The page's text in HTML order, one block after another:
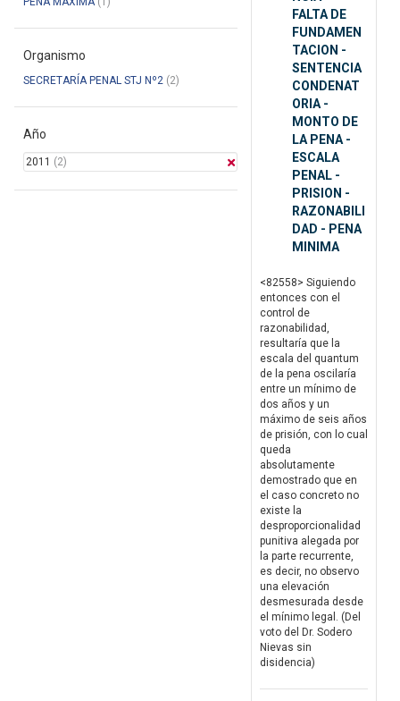
Organismo
SECRETARÍA PENAL STJ Nº2 (2)
Año
2011 (2)
FALTA DE
FUNDAMEN
TACION -
SENTENCIA
CONDENAT
ORIA -
MONTO DE
LA PENA -
ESCALA
PENAL -
PRISION -
RAZONABILI
DAD - PENA
MINIMA
<82558> Siguiendo
entonces con el
control de
razonabilidad,
resultaría que la
escala del quantum
de la pena oscilaría
entre un mínimo de
dos años y un
máximo de seis años
de prisión, con lo cual
queda
absolutamente
demostrado que en
el caso concreto no
existe la
desproporcionalidad
punitiva alegada por
la parte recurrente,
es decir, no observo
una elevación
desmesurada desde
el mínimo legal. (Del
voto del Dr. Sodero
Nievas sin
disidencia)